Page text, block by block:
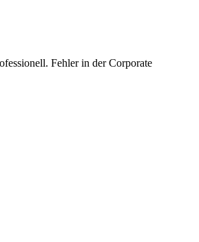
Fehler in der Corporate